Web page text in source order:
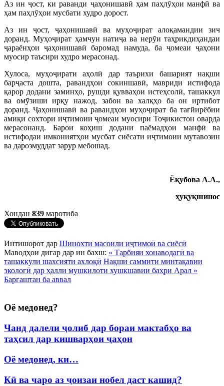
Аз ин ҷост, ки раванди ҷаҳонишавӣ ҳам паҳлӯҳои манфӣ ва
ҳам паҳлӯҳои мусбати худро дорост.
Аз ин ҷост, ҷаҳонишавӣ ва муҳоҷират алоқамандии зич
доранд. Муҳоҷират ҳамчун натиҷа ва нерӯи таҳрикдиҳандаи
ҷараёнҳои ҷаҳонишавӣ баромад намуда, ба ҷомеаи ҷаҳони
муосир таъсири худро мерасонад.
Хулоса, муҳоҷирати аҳолӣ дар таърихи башарият нақши
барҷаста дошта, равандҳои сокиншавӣ, мавриди истифода
қарор додани заминҳо, рушди қувваҳои истеҳсолӣ, ташаккул
ва омӯзиши ирқу нажод, забон ва халқҳо ба он иртибот
доранд. Ҷаҳонишавӣ ва равандҳои муҳоҷират ба тағйирёбии
амиқи сохтори иҷтимоии ҷомеаи муосири Тоҷикистон оварда
мерасонанд. Барои коҳиш додани паёмадҳои манфӣ ва
истифодаи имкониятҳои мусбат сиёсати иҷтимоии мутавозин
ва дарозмуддат зарур мебошад.
Ёқубова А.А.,
ҳуқуқшинос
Хондан 839 маротиба
Интишорот дар Шинохти масоили иҷтимоӣ ва сиёсӣ
Маводҳои дигар дар ин бахш: « Тарбияи хонаводагӣ ва
ташаккули шахсияти ахлоқӣ Нақши саммити минтақавии
экологӣ дар ҳалли мушкилоти хушкшавии баҳри Арал »
Баргаштан ба аввал
Оё медонед?
Чанд далели ҷолиб дар бораи мактабҳо ва
таҳсил дар кишварҳои ҷаҳон
Оё медонед, ки…
Кӣ ва чаро аз ҷоизаи нобел даст кашид?